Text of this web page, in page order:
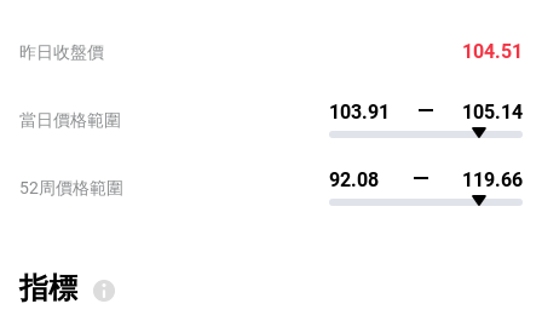
昨日收盤價
當日價格範圍
52周價格範圍
104.51
103.91 105.14
92.08 119.66
指標